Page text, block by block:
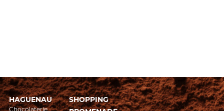
HAGUENAU
Chocolaterie
SHOPPING